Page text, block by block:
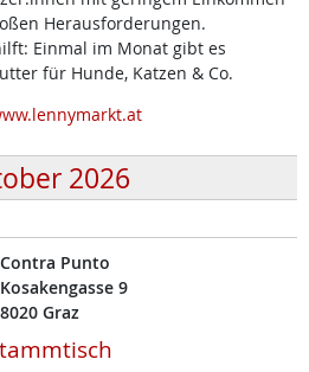
Herausforderungen.
Einmal im Monat gibt es
für Hunde, Katzen & Co.
2026
Contra Punto
Kosakengasse 9
8020 Graz